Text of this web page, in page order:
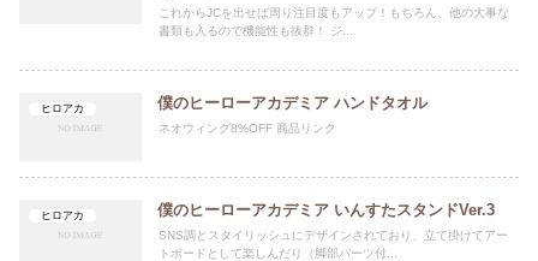
これからJCを出せば周り注目度もアップ！もちろん、他の大事な
書類も入るので機能性も抜群！ ジ...
ヒロアカ 僕のヒーローアカデミア ハンドタオル
ネオウィング8%OFF 商品リンク
ヒロアカ 僕のヒーローアカデミア いんすたスタンドVer.3
SNS調とスタイリッシュにデザインされており、立て掛けてアー
トボードとして楽しんだり（脚部パーツ付...